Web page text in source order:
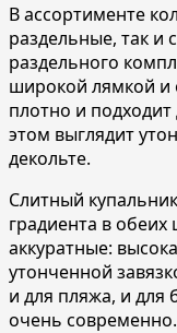
В ассортименте
раздельные, так и
раздельного
широкой лямкой и
плотно и
этом выглядит
декольте.
Слитный
градиента в
аккуратные:
утонченной
и для пляжа, и для
очень современно.